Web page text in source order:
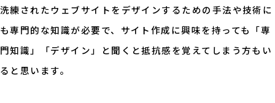
洗練されたウェブサイトをデザインするための手法や技術に
も専門的な知識が必要で、サイト作成に興味を持っても「専
門知識」「デザイン」と聞くと抵抗感を覚えてしまう方もい
ると思います。